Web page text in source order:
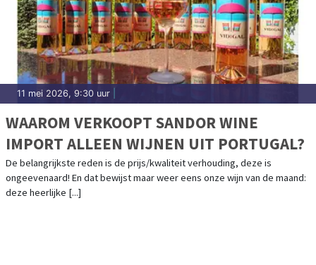
11 mei 2026, 9:30 uur
WAAROM VERKOOPT SANDOR WINE
IMPORT ALLEEN WIJNEN UIT PORTUGAL?
De belangrijkste reden is de prijs/kwaliteit verhouding, deze is
ongeevenaard! En dat bewijst maar weer eens onze wijn van de maand:
deze heerlijke [...]